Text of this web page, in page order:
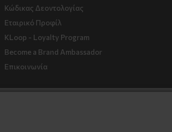
Κώδικας Δεοντολογίας
Εταιρικό Προφίλ
KLoop - Loyalty Program
Become a Brand Ambassador
Επικοινωνία